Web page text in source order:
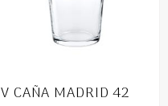
V CAÑA MADRID 42